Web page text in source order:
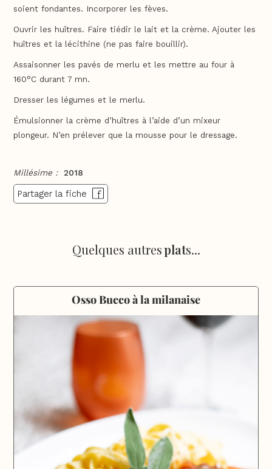
soient fondantes. Incorporer les fèves.
Ouvrir les huîtres. Faire tiédir le lait et la crème. Ajouter les
huîtres et la lécithine (ne pas faire bouillir).
Assaisonner les pavés de merlu et les mettre au four à
160°C durant 7 mn.
Dresser les légumes et le merlu.
Émulsionner la crème d’huîtres à l’aide d’un mixeur
plongeur. N’en prélever que la mousse pour le dressage.
Millésime : 2018
Partager la fiche
Quelques autresplats...
Osso Bucco à la milanaise